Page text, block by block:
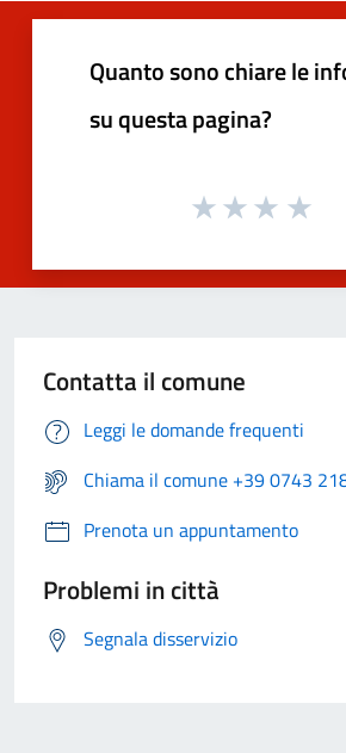
Quanto sono chiare le
su questa pagina?
Contatta il comune
Leggi le domande frequenti
Chiama il comune +39 0743
Prenota un appuntamento
Problemi in città
Segnala disservizio